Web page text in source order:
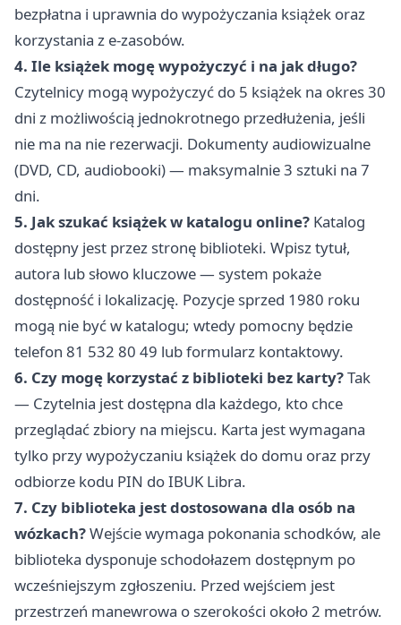
bezpłatna i uprawnia do wypożyczania książek oraz
korzystania z e-zasobów.
4. Ile książek mogę wypożyczyć i na jak długo?
Czytelnicy mogą wypożyczyć do 5 książek na okres 30
dni z możliwością jednokrotnego przedłużenia, jeśli
nie ma na nie rezerwacji. Dokumenty audiowizualne
(DVD, CD, audiobooki) — maksymalnie 3 sztuki na 7
dni.
5. Jak szukać książek w katalogu online? Katalog
dostępny jest przez stronę biblioteki. Wpisz tytuł,
autora lub słowo kluczowe — system pokaże
dostępność i lokalizację. Pozycje sprzed 1980 roku
mogą nie być w katalogu; wtedy pomocny będzie
telefon 81 532 80 49 lub formularz kontaktowy.
6. Czy mogę korzystać z biblioteki bez karty?Tak
— Czytelnia jest dostępna dla każdego, kto chce
przeglądać zbiory na miejscu. Karta jest wymagana
tylko przy wypożyczaniu książek do domu oraz przy
odbiorze kodu PIN do IBUK Libra.
7. Czy biblioteka jest dostosowana dla osób na
wózkach?Wejście wymaga pokonania schodków, ale
biblioteka dysponuje schodołazem dostępnym po
wcześniejszym zgłoszeniu. Przed wejściem jest
przestrzeń manewrowa o szerokości około 2 metrów.